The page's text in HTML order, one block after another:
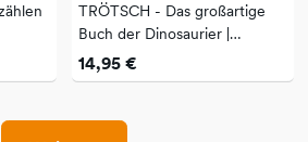
TRÖTSCH - Das großartige
Buch der Dinosaurier |
Kinderbuch mit vielen Fakten
über das Leben der
14,95 €